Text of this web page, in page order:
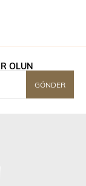
OLUN
GÖNDER